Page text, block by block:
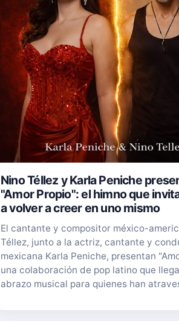
Nino Téllez y Karla Peniche
"Amor Propio": el himno que
a volver a creer en uno mismo
El cantante y compositor méxico-
Téllez, junto a la actriz, cantante y
mexicana Karla Peniche, presentan
una colaboración de pop latino que
abrazo musical para quienes han